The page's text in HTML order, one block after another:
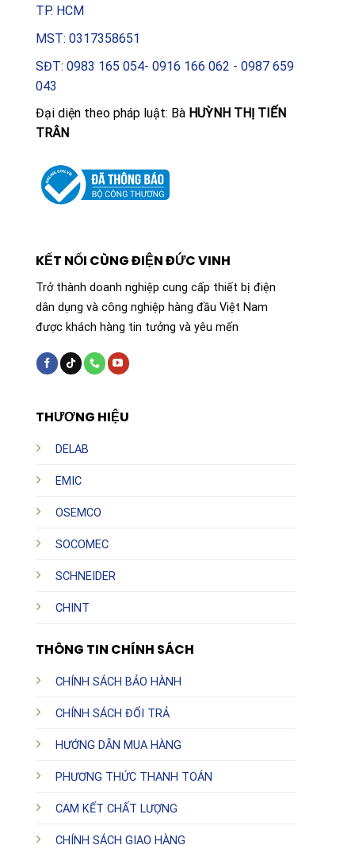
TP. HCM
MST: 0317358651
SĐT: 0983 165 054- 0916 166 062 - 0987 659
043
Đại diện theo pháp luật: Bà HUỲNH THỊ TIẾN
TRÂN
THƯƠNG HIỆU
DELAB
EMIC
OSEMCO
SOCOMEC
SCHNEIDER
CHINT
THÔNG TIN CHÍNH SÁCH
CHÍNH SÁCH BẢO HÀNH
CHÍNH SÁCH ĐỔI TRẢ
HƯỚNG DẪN MUA HÀNG
PHƯƠNG THỨC THANH TOÁN
CAM KẾT CHẤT LƯỢNG
CHÍNH SÁCH GIAO HÀNG
KẾT NỐI CÙNG ĐIỆN ĐỨC VINH
Trở thành doanh nghiệp cung cấp thiết bị điện
dân dụng và công nghiệp hàng đầu Việt Nam
được khách hàng tin tưởng và yêu mến